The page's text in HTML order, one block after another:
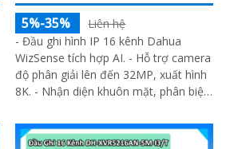
5%-35%
Liên hệ
- Đầu ghi hình IP 16 kênh Dahua
WizSense tích hợp AI. - Hỗ trợ camera
độ phân giải lên đến 32MP, xuất hình
8K. - Nhận diện khuôn mặt, phân biệt